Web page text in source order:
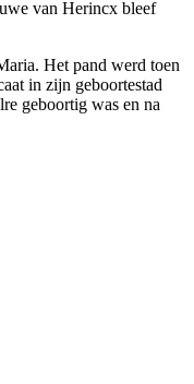
van Herincx bleef
Het pand werd toen
in zijn geboortestad
geboortig was en na